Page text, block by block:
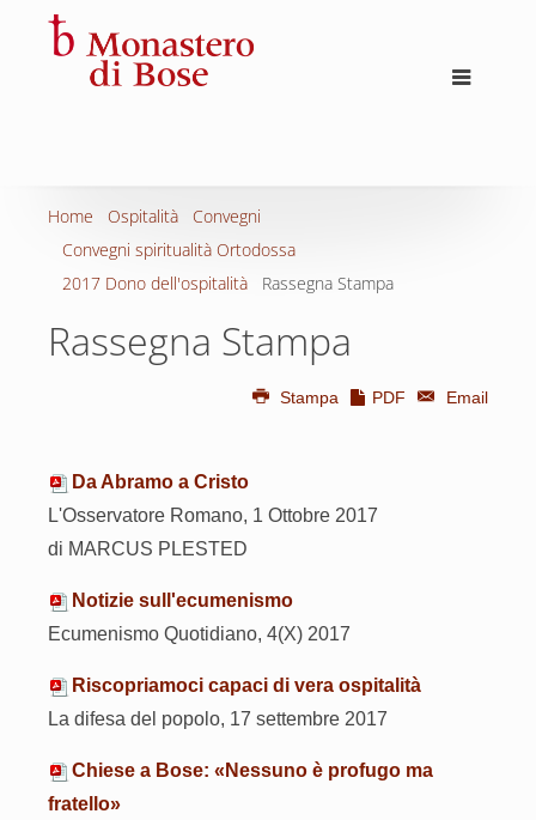
Home Ospitalità
Convegni
Convegni spiritualità Ortodossa
2017 Dono dell'ospitalità
Rassegna Stampa
Rassegna Stampa
Stampa PDF Email
Da Abramo a Cristo
L'Osservatore Romano, 1 Ottobre 2017
di MARCUS PLESTED
Notizie sull'ecumenismo
Ecumenismo Quotidiano, 4(X) 2017
Riscopriamoci capaci di vera ospitalità
La difesa del popolo, 17 settembre 2017
Chiese a Bose: «Nessuno è profugo ma
fratello»